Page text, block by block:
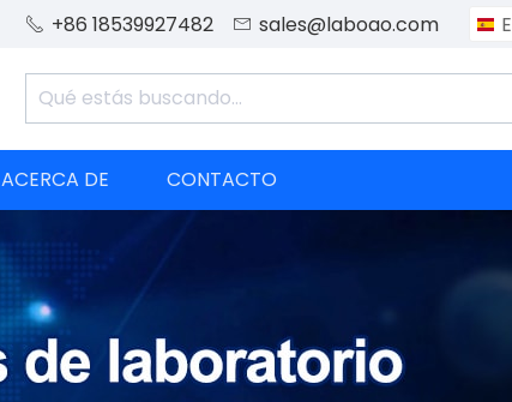
 +86 18539927482  sales@laboao.com
ACERCA DE CONTACTO